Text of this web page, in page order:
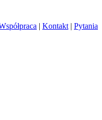
| Kontakt | Pytania